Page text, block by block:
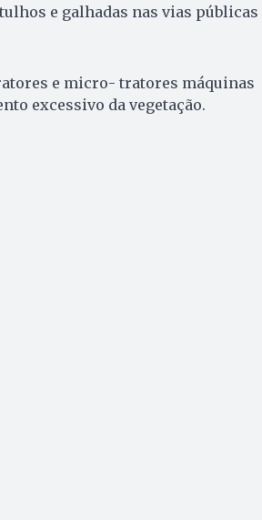
e galhadas nas vias públicas
e micro- tratores máquinas
excessivo da vegetação.